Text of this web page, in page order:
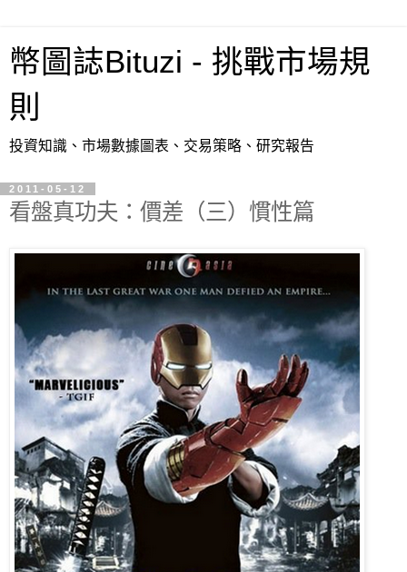
幣圖誌Bituzi - 挑戰市場規
則
投資知識、市場數據圖表、交易策略、研究報告
2011-05-12
看盤真功夫：價差（三）慣性篇